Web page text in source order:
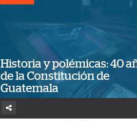
Historia y polémicas: 40
de la Constitución de
Guatemala